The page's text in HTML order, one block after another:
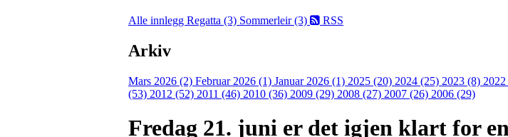
Alle innlegg Regatta (3) Sommerleir (3) RSS
Arkiv
Mars 2026 (2) Februar 2026 (1) Januar 2026 (1) 2025 (20) 2024 (25) 2023 (8)
(53) 2012 (52) 2011 (46) 2010 (36) 2009 (29) 2008 (27) 2007 (26) 2006 (29)
Fredag 21. juni er det igjen klart for